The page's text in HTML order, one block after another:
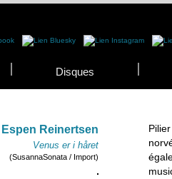
Disques
Espen Reinertsen
Venus er i håret
(SusannaSonata / Import)